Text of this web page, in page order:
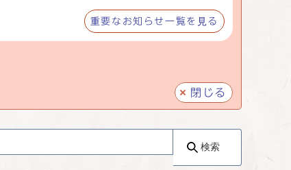
重要なお知らせ一覧を見る
閉じる
検索